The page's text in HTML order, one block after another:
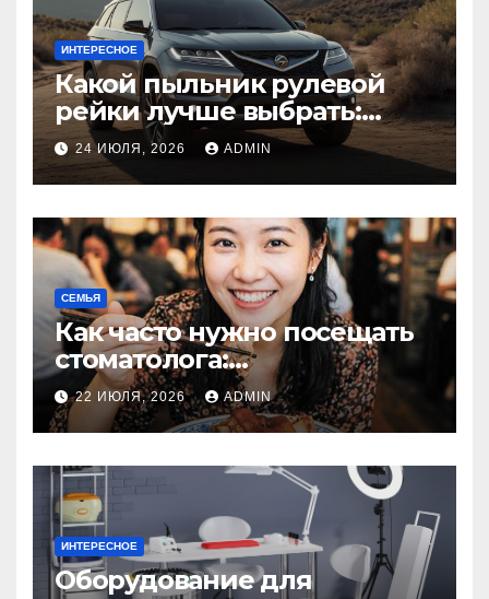
ИНТЕРЕСНОЕ
Какой пыльник рулевой
рейки лучше выбрать:
оригинальный или аналог,
резина или полиуретан
24 ИЮЛЯ, 2026 ADMIN
СЕМЬЯ
Как часто нужно посещать
стоматолога:
рекомендации для
здоровья зубов
22 ИЮЛЯ, 2026 ADMIN
ИНТЕРЕСНОЕ
Оборудование для